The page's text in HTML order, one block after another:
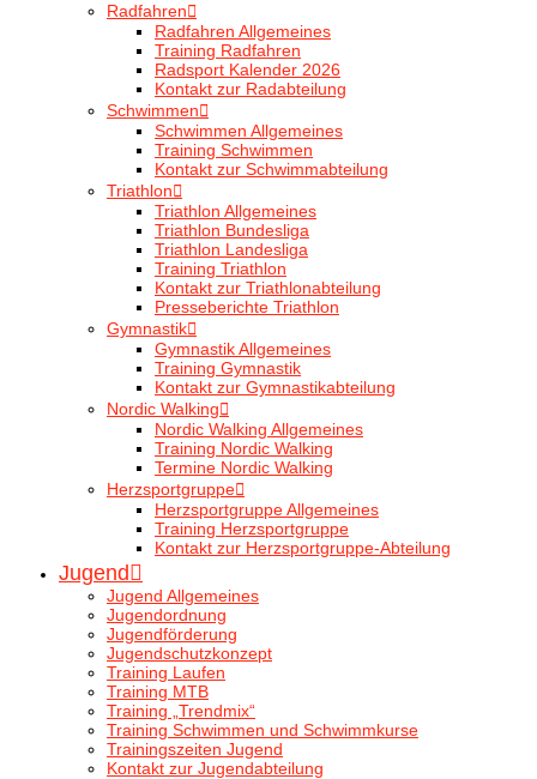
Radfahren
Radfahren Allgemeines
Training Radfahren
Radsport Kalender 2026
Kontakt zur Radabteilung
Schwimmen
Schwimmen Allgemeines
Training Schwimmen
Kontakt zur Schwimmabteilung
Triathlon
Triathlon Allgemeines
Triathlon Bundesliga
Triathlon Landesliga
Training Triathlon
Kontakt zur Triathlonabteilung
Presseberichte Triathlon
Gymnastik
Gymnastik Allgemeines
Training Gymnastik
Kontakt zur Gymnastikabteilung
Nordic Walking
Nordic Walking Allgemeines
Training Nordic Walking
Termine Nordic Walking
Herzsportgruppe
Herzsportgruppe Allgemeines
Training Herzsportgruppe
Kontakt zur Herzsportgruppe-Abteilung
Jugend
Jugend Allgemeines
Jugendordnung
Jugendförderung
Jugendschutzkonzept
Training Laufen
Training MTB
Training „Trendmix“
Training Schwimmen und Schwimmkurse
Trainingszeiten Jugend
Kontakt zur Jugendabteilung